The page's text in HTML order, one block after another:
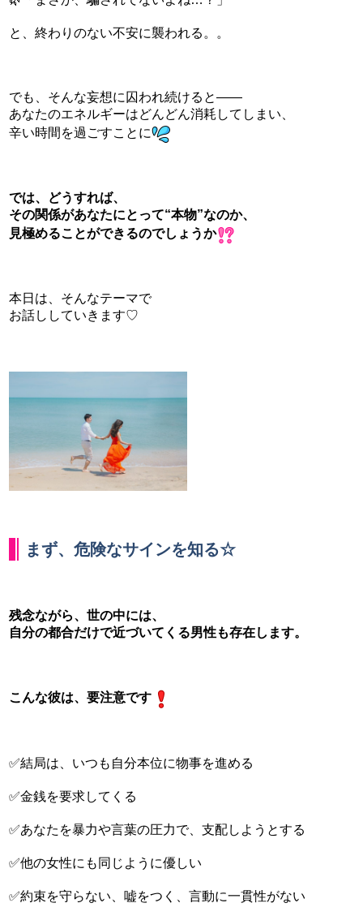
と、終わりのない不安に襲われる。。
でも、そんな妄想に囚われ続けると――
あなたのエネルギーはどんどん消耗してしまい、
辛い時間を過ごすことに
では、どうすれば、
その関係があなたにとって“本物”なのか、
見極めることができるのでしょうか
本日は、そんなテーマで
お話ししていきます♡
まず、危険なサインを知る☆
残念ながら、世の中には、
自分の都合だけで近づいてくる男性も存在します。
こんな彼は、要注意です
✅結局は、いつも自分本位に物事を進める
✅金銭を要求してくる
✅あなたを暴力や言葉の圧力で、支配しようとする
✅他の女性にも同じように優しい
✅約束を守らない、嘘をつく、言動に一貫性がない